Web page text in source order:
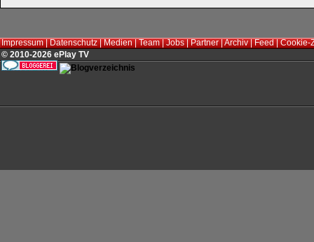
Impressum|Datenschutz|Medien|Team|Jobs|Partner|Archiv|Feed|Cookie-
© 2010-2026 ePlay TV